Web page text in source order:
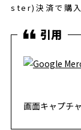
ster)決済で購入
画面キャプチャ